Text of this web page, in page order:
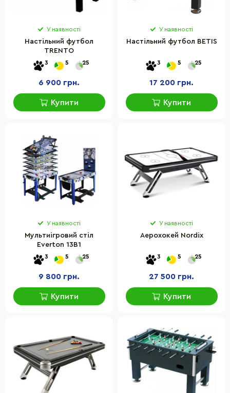
У наявності
Настільний футбол
TRENTO
3 5 25
6 900 грн.
Купити
У наявності
Настільний футбол BETIS
3 5 25
17 200 грн.
Купити
У наявності
Мультиігровий стіл
Everton 13В1
3 5 25
9 800 грн.
Купити
У наявності
Аерохокей Nordix
3 5 25
27 500 грн.
Купити